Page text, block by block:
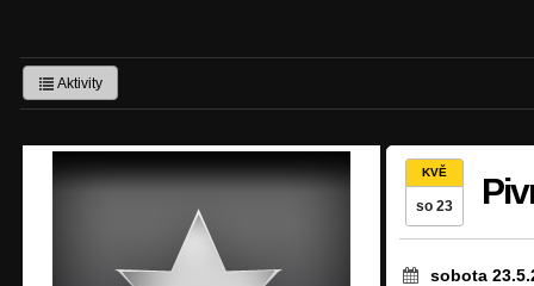
Aktivity
KVĚ
so 23
sobota